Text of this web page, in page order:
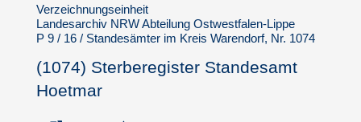
Steinfurt
P 9 / 15 / Standesämter im Kreis
P 9 / 16 / Standesämter im Kreis
Verzeichnungseinheit
Landesarchiv NRW Abteilung Ostwestfalen-Lippe
P 9 / 16 / Standesämter im Kreis Warendorf, Nr. 1074
(1074) Sterberegister Standesamt
Hoetmar